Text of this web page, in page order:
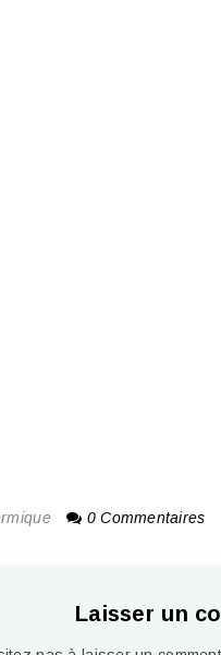
0 Commentaires
Laisser un